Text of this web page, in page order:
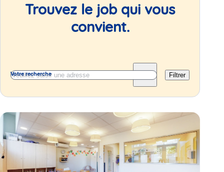
Trouvez le job qui vous
convient.
Votre recherche Filtrer